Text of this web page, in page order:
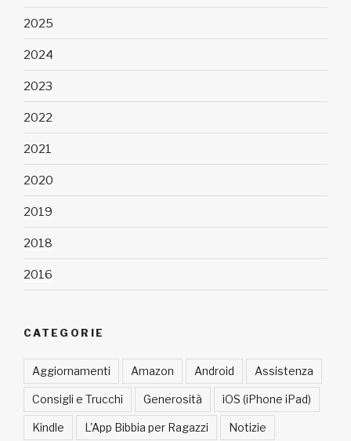
2025
2024
2023
2022
2021
2020
2019
2018
2016
CATEGORIE
Aggiornamenti Amazon Android Assistenza
Consigli e Trucchi Generosità iOS (iPhone iPad)
Kindle L'App Bibbia per Ragazzi Notizie